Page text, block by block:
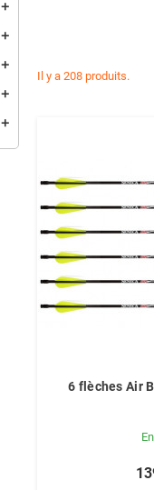
add
add
add
add
add
Il y a 208 produits.
6 flèches Air